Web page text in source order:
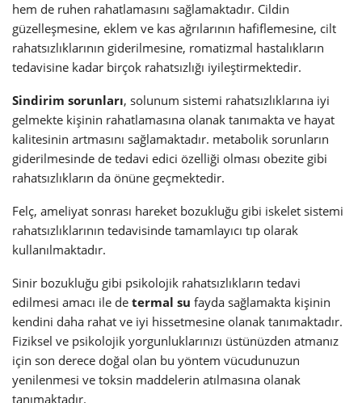
hem de ruhen rahatlamasını sağlamaktadır. Cildin
güzelleşmesine, eklem ve kas ağrılarının hafiflemesine, cilt
rahatsızlıklarının giderilmesine, romatizmal hastalıkların
tedavisine kadar birçok rahatsızlığı iyileştirmektedir.
Sindirim sorunları, solunum sistemi rahatsızlıklarına iyi
gelmekte kişinin rahatlamasına olanak tanımakta ve hayat
kalitesinin artmasını sağlamaktadır. metabolik sorunların
giderilmesinde de tedavi edici özelliği olması obezite gibi
rahatsızlıkların da önüne geçmektedir.
Felç, ameliyat sonrası hareket bozukluğu gibi iskelet sistemi
rahatsızlıklarının tedavisinde tamamlayıcı tıp olarak
kullanılmaktadır.
Sinir bozukluğu gibi psikolojik rahatsızlıkların tedavi
edilmesi amacı ile de termal su fayda sağlamakta kişinin
kendini daha rahat ve iyi hissetmesine olanak tanımaktadır.
Fiziksel ve psikolojik yorgunluklarınızı üstünüzden atmanız
için son derece doğal olan bu yöntem vücudunuzun
yenilenmesi ve toksin maddelerin atılmasına olanak
tanımaktadır.